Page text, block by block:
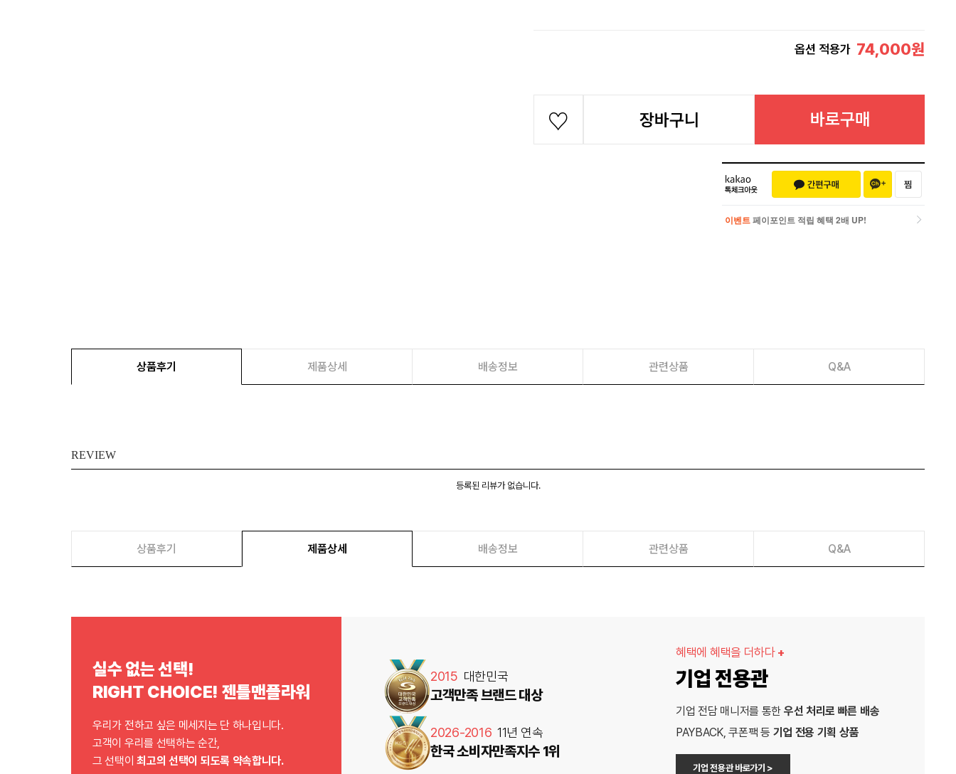
옵션 적용가 74,000원
장바구니 바로구매
이벤트 페이포인트 적립 혜택 2배 UP!
상품후기 제품상세 배송정보 관련상품 Q&A
REVIEW
등록된 리뷰가 없습니다.
상품후기 제품상세 배송정보 관련상품 Q&A
실수 없는 선택!
RIGHT CHOICE! 젠틀맨플라워
우리가 전하고 싶은 메세지는 단 하나입니다.
고객이 우리를 선택하는 순간,
그 선택이최고의 선택이 되도록 약속합니다.
2015 대한민국
고객만족 브랜드 대상
2026-2016 11년 연속
한국 소비자만족지수 1위
혜택에 혜택을 더하다 +
기업 전용관
기업 전담 매니저를 통한 우선 처리로 빠른 배송
PAYBACK, 쿠폰팩 등 기업 전용 기획 상품
기업 전용관 바로가기 >